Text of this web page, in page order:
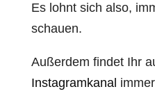
Es lohnt sich also,
schauen.
Außerdem findet Ihr
Instagramkanal